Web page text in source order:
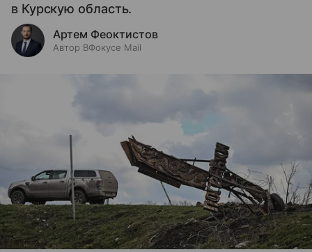
в Курскую область.
Артем Феоктистов
Автор ВФокусе Mail